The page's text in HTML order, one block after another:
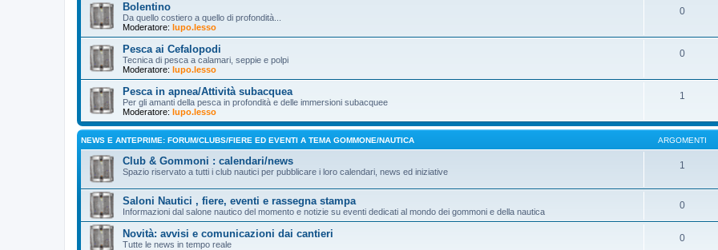
Bolentino
Da quello costiero a quello di profondità...
Moderatore: lupo.lesso
0
Pesca ai Cefalopodi
Tecnica di pesca a calamari, seppie e polpi
Moderatore: lupo.lesso
0
Pesca in apnea/Attività subacquea
Per gli amanti della pesca in profondità e delle immersioni subacquee
Moderatore: lupo.lesso
1
NEWS E ANTEPRIME: FORUM/CLUBS/FIERE ED EVENTI A TEMA GOMMONE/NAUTICA ARGOMENTI
Club & Gommoni : calendari/news
Spazio riservato a tutti i club nautici per pubblicare i loro calendari, news ed iniziative
1
Saloni Nautici , fiere, eventi e rassegna stampa
Informazioni dal salone nautico del momento e notizie su eventi dedicati al mondo dei gommoni e della nautica
0
Novità: avvisi e comunicazioni dai cantieri
Tutte le news in tempo reale
0